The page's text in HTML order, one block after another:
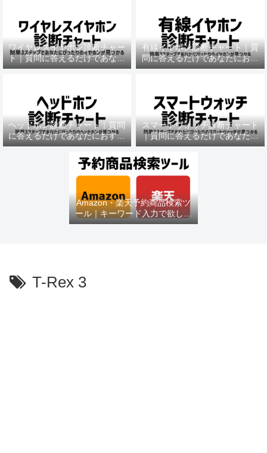
ワイヤレスイヤホン診断チャー
ト｜質問に答えるだけであなた
におすすめの機種がわかる
有線イヤホン診断チャート｜質
問に答えるだけであなたにおす
すめの機種がわかる
ヘッドホン診断チャート｜質問
に答えるだけであなたにおすす
めの機種がわかる
スマートウォッチ診断チャート
｜質問に答えるだけであなたに
おすすめの機種がわかる
Amazon・楽天予約商品検索ツ
ール｜キーワード入力で欲しい
商品を即チェック
T-Rex 3